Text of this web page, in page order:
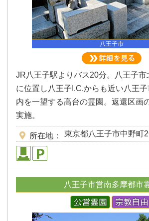
八王子市
JR八王子駅よりバス20分。八王子
に位置し八王子I.C.からも近い八王
内を一望する高台の霊園。返還区画
実施。
所在地 東京都八王子市中野町
八王子市営南多摩都市